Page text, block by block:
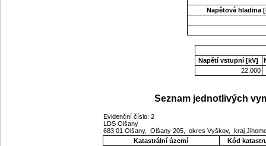
Napětová hladina
Napětí vstupní [kV]
22.000
Seznam jednotlivých
Evidenční číslo: 2
LDS Olšany
683 01 Olšany, Olšany 205, okres Vyškov, kraj
Katastrální území
Kód